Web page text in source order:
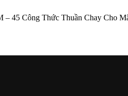
45 Công Thức Thuần Chay Cho